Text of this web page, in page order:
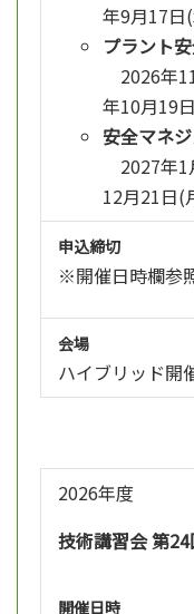
年9月17日(
プラント
2026年
年10月19
安全マネ
2027年1
12月21日(
申込締切
※開催日時欄参
会場
ハイブリッド開
2026年度
技術講習会 第
開催日時